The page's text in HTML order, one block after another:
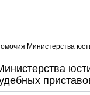
Министерства